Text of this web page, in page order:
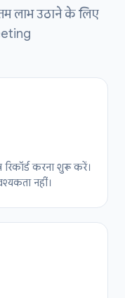
लाभ उठाने के लिए
करना शुरू करें।
नहीं।